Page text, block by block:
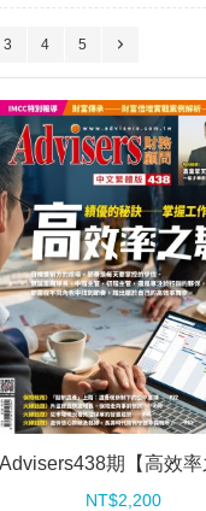
3 4 5
NT$2,200